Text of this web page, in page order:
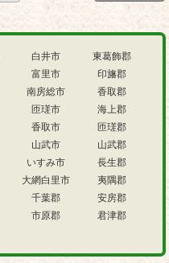
白井市
富里市
南房総市
匝瑳市
香取市
山武市
いすみ市
大網白里市
千葉郡
市原郡
東葛飾郡
印旛郡
香取郡
海上郡
匝瑳郡
山武郡
長生郡
夷隅郡
安房郡
君津郡